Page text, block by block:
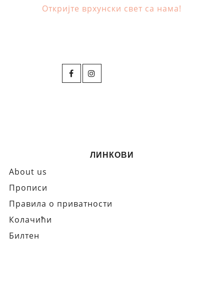
Откријте врхунски свет са нама!
ЛИНКОВИ
About us
Прописи
Правила о приватности
Колачићи
Билтен